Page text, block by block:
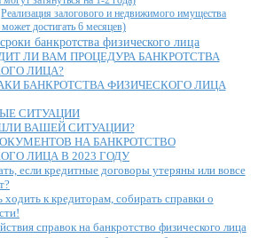
Реализация залогового и недвижимого имущества
достигать 6 месяцев)
банкротства физического лица
ЛИ ВАМ ПРОЦЕДУРА БАНКРОТСТВА
ЛИЦА?
БАНКРОТСТВА ФИЗИЧЕСКОГО ЛИЦА
СИТУАЦИИ
ВАШЕЙ СИТУАЦИИ?
НА БАНКРОТСТВО
ЛИЦА В 2023 ГОДУ
если кредитные договоры утеряны или вовсе
к кредиторам, собирать справки о
справок на банкротство физического лица